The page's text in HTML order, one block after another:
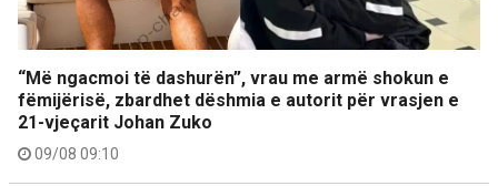
“Më ngacmoi të dashurën”, vrau me armë shokun e
fëmijërisë, zbardhet dëshmia e autorit për vrasjen e
21-vjeçarit Johan Zuko
09/08 09:10